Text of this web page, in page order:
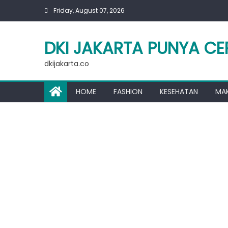
Friday, August 07, 2026
DKI JAKARTA PUNYA
dkijakarta.co
HOME FASHION KESEHATAN